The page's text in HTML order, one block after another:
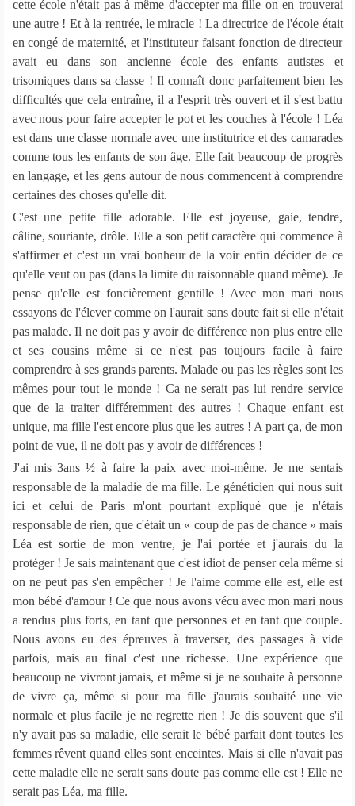
cette école n'était pas à même d'accepter ma fille on en trouverai
une autre ! Et à la rentrée, le miracle ! La directrice de l'école était
en congé de maternité, et l'instituteur faisant fonction de directeur
avait eu dans son ancienne école des enfants autistes et
trisomiques dans sa classe ! Il connaît donc parfaitement bien les
difficultés que cela entraîne, il a l'esprit très ouvert et il s'est battu
avec nous pour faire accepter le pot et les couches à l'école ! Léa
est dans une classe normale avec une institutrice et des camarades
comme tous les enfants de son âge. Elle fait beaucoup de progrès
en langage, et les gens autour de nous commencent à comprendre
certaines des choses qu'elle dit.
C'est une petite fille adorable. Elle est joyeuse, gaie, tendre,
câline, souriante, drôle. Elle a son petit caractère qui commence à
s'affirmer et c'est un vrai bonheur de la voir enfin décider de ce
qu'elle veut ou pas (dans la limite du raisonnable quand même). Je
pense qu'elle est foncièrement gentille ! Avec mon mari nous
essayons de l'élever comme on l'aurait sans doute fait si elle n'était
pas malade. Il ne doit pas y avoir de différence non plus entre elle
et ses cousins même si ce n'est pas toujours facile à faire
comprendre à ses grands parents. Malade ou pas les règles sont les
mêmes pour tout le monde ! Ca ne serait pas lui rendre service
que de la traiter différemment des autres ! Chaque enfant est
unique, ma fille l'est encore plus que les autres ! A part ça, de mon
point de vue, il ne doit pas y avoir de différences !
J'ai mis 3ans ½ à faire la paix avec moi-même. Je me sentais
responsable de la maladie de ma fille. Le généticien qui nous suit
ici et celui de Paris m'ont pourtant expliqué que je n'étais
responsable de rien, que c'était un « coup de pas de chance » mais
Léa est sortie de mon ventre, je l'ai portée et j'aurais du la
protéger ! Je sais maintenant que c'est idiot de penser cela même si
on ne peut pas s'en empêcher ! Je l'aime comme elle est, elle est
mon bébé d'amour ! Ce que nous avons vécu avec mon mari nous
a rendus plus forts, en tant que personnes et en tant que couple.
Nous avons eu des épreuves à traverser, des passages à vide
parfois, mais au final c'est une richesse. Une expérience que
beaucoup ne vivront jamais, et même si je ne souhaite à personne
de vivre ça, même si pour ma fille j'aurais souhaité une vie
normale et plus facile je ne regrette rien ! Je dis souvent que s'il
n'y avait pas sa maladie, elle serait le bébé parfait dont toutes les
femmes rêvent quand elles sont enceintes. Mais si elle n'avait pas
cette maladie elle ne serait sans doute pas comme elle est ! Elle ne
serait pas Léa, ma fille.